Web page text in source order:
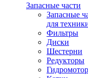
Запасные части
Запасные
для
Фильтры
Диски
Шестерни
Редукторы